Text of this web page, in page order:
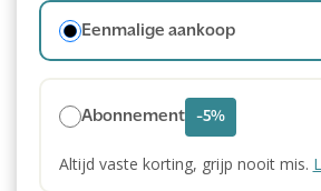
Eenmalige aankoop
Abonnement -5%
Altijd vaste korting, grijp nooit mis.